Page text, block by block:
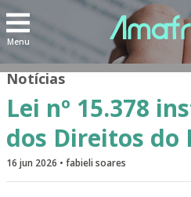
Menu
Notícias
Lei nº 15.378
dos Direitos do
16 jun 2026 • fabieli soares